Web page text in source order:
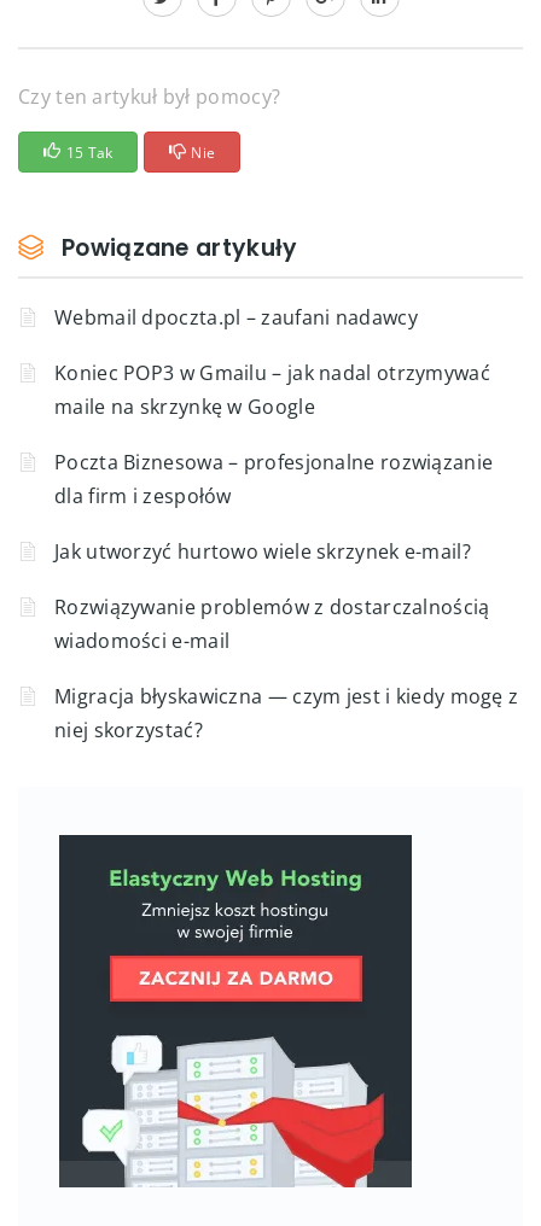
Czy ten artykuł był pomocy?
15 Tak Nie
Powiązane artykuły
Webmail dpoczta.pl – zaufani nadawcy
Koniec POP3 w Gmailu – jak nadal otrzymywać
maile na skrzynkę w Google
Poczta Biznesowa – profesjonalne rozwiązanie
dla firm i zespołów
Jak utworzyć hurtowo wiele skrzynek e-mail?
Rozwiązywanie problemów z dostarczalnością
wiadomości e-mail
Migracja błyskawiczna — czym jest i kiedy mogę z
niej skorzystać?